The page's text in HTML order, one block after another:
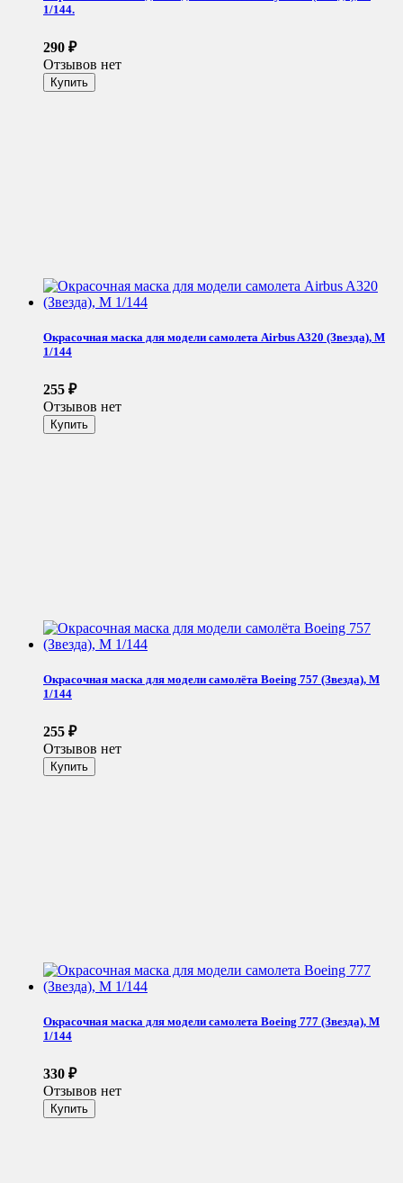
1/144.
290 ₽
Отзывов нет
Окрасочная маска для модели самолета Airbus A320 (Звезда), М
1/144
255 ₽
Отзывов нет
Окрасочная маска для модели самолёта Boeing 757 (Звезда), М
1/144
255 ₽
Отзывов нет
Окрасочная маска для модели самолета Boeing 777 (Звезда), М
1/144
330 ₽
Отзывов нет